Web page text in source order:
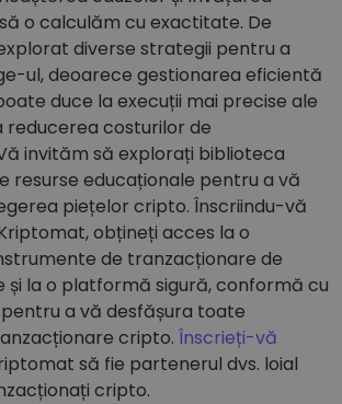
o calculăm cu exactitate. De
diverse strategii pentru a
ul, deoarece gestionarea eficientă
duce la execuții mai precise ale
reducerea costurilor de
invităm să explorați biblioteca
resurse educaționale pentru a vă
piețelor cripto. Înscriindu-vă
obțineți acces la o
de tranzacționare de
și la o platformă sigură, conformă cu
a vă desfășura toate
cripto.Înscrieți-vă
să fie partenerul dvs. loial
cripto.